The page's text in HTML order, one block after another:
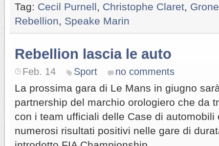
Tag: Cecil Purnell Christophe Claret
Rebellion
Speake Marin
Rebellion lascia le auto
Feb. 14 Sport no comments
La prossima gara di Le Mans in giugno
partnership del marchio orologiero che da
con i team ufficiali delle Case di automobili
numerosi risultati positivi nelle gare di